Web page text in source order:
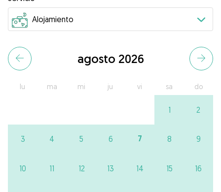
agosto 2026
lu ma mi ju vi sa do
1 2
3 4 5 6 7 8 9
10 11 12 13 14 15 16